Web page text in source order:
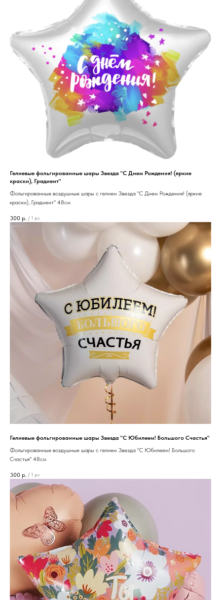
Гелиевые фольгированные шары Звезда "С Днем Рождения! (яркие
краски), Градиент"
Фольгированные воздушные шары с гелием Звезда "С Днем Рождения! (яркие
краски), Градиент" 48см
300 р. / 1 pc
Гелиевые фольгированные шары Звезда "С Юбилеем! Большого Счастья"
Фольгированные воздушные шары с гелием Звезда "С Юбилеем! Большого
Счастья" 48см
300 р. / 1 pc